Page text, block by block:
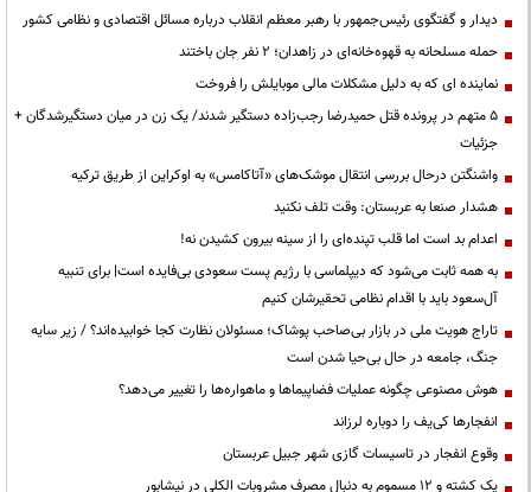
دیدار و گفتگوی رئیس‌جمهور با رهبر معظم انقلاب درباره مسائل اقتصادی و نظامی کشور
حمله مسلحانه به قهوه‌خانه‌ای در زاهدان؛ ۲ نفر جان باختند
نماینده ای که به دلیل مشکلات مالی موبایلش را فروخت
۵ متهم در پرونده قتل حمیدرضا رجب‌زاده دستگیر شدند/ یک زن در میان دستگیرشدگان +
جزئیات
واشنگتن درحال بررسی انتقال موشک‌های «آتاکامس» به اوکراین از طریق ترکیه
هشدار صنعا به عربستان: وقت تلف نکنید
اعدام بد است اما قلب تپنده‌ای را از سینه بیرون کشیدن نه!
به همه ثابت می‌شود که دیپلماسی با رژیم پست سعودی بی‌فایده است| برای تنبیه
آل‌سعود باید با اقدام نظامی تحقیرشان کنیم
تاراج هویت ملی در بازار بی‌صاحب پوشاک؛ مسئولان نظارت کجا خوابیده‌اند؟ / زیر سایه
جنگ، جامعه در حال بی‌حیا شدن است
هوش مصنوعی چگونه عملیات فضاپیماها و ماهواره‌ها را تغییر می‌دهد؟
انفجارها کی‌یف را دوباره لرزاند
وقوع انفجار در تاسیسات گازی شهر جبیل عربستان
یک کشته و ۱۲ مسموم به دنبال مصرف مشروبات الکلی در نیشابور